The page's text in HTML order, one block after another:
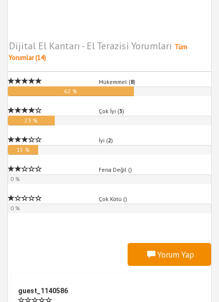
Dijital El Kantarı - El Terazisi Yorumları Tüm
Yorumlar (14)
Mükemmel (8)
62 %
Çok İyi (3)
23 %
İyi (2)
15 %
Fena Değil ()
0 %
Çok Kötü ()
0 %
Yorum Yap
guest_1140586